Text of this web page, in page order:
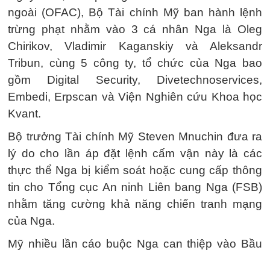
ngoài (OFAC), Bộ Tài chính Mỹ ban hành lệnh
trừng phạt nhằm vào 3 cá nhân Nga là Oleg
Chirikov, Vladimir Kaganskiy và Aleksandr
Tribun, cùng 5 công ty, tổ chức của Nga bao
gồm Digital Security, Divetechnoservices,
Embedi, Erpscan và Viện Nghiên cứu Khoa học
Kvant.
Bộ trưởng Tài chính Mỹ Steven Mnuchin đưa ra
lý do cho lần áp đặt lệnh cấm vận này là các
thực thể Nga bị kiểm soát hoặc cung cấp thông
tin cho Tổng cục An ninh Liên bang Nga (FSB)
nhằm tăng cường khả năng chiến tranh mạng
của Nga.
Mỹ nhiều lần cáo buộc Nga can thiệp vào Bầu